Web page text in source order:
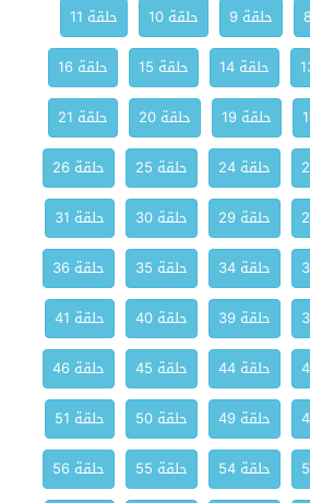
حلقة 9 حلقة 10
حلقة 11
حلقة 14 حلقة 15
حلقة 16
حلقة 19 حلقة 20
حلقة 21
حلقة 24 حلقة 25
حلقة 26
حلقة 29 حلقة 30
حلقة 31
حلقة 34 حلقة 35
حلقة 36
حلقة 39 حلقة 40
حلقة 41
حلقة 44 حلقة 45
حلقة 46
حلقة 49 حلقة 50
حلقة 51
حلقة 54 حلقة 55
حلقة 56